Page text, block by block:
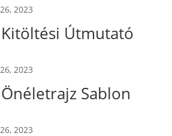
2023
Útmutató
2023
Sablon
2023